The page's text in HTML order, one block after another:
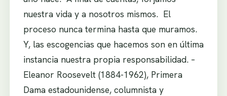
nuestra vida y a nosotros mismos. El
proceso nunca termina hasta que muramos.
Y, las escogencias que hacemos son en última
instancia nuestra propia responsabilidad. –
Eleanor Roosevelt (1884-1962), Primera
Dama estadounidense, columnista y